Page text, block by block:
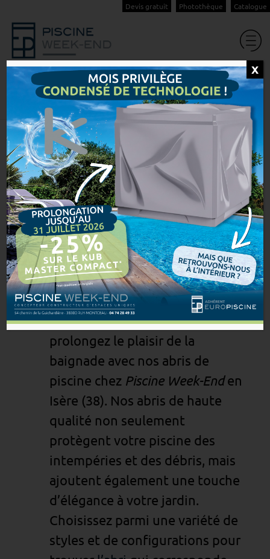
Devis gratuit Photothèque Catalogue
Nos abris
Notre savoir-faire Nos abris
Abri de piscine en
Isère (38) :
sécurisez votre
bassin et
prolongez la
baignade
Augmentez la sécurité et
prolongez le plaisir de la
baignade avec nos abris de
piscine chez Piscine Week-Enden
Isère (38). Nos abris de haute
qualité non seulement
protègent votre piscine des
intempéries et des débris, mais
ajoutent également une touche
d’élégance à votre jardin.
Choisissez parmi une variété de
styles et de configurations pour
X